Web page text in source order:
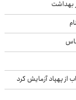
بهداشت
از پهپاد آزمایش کرد